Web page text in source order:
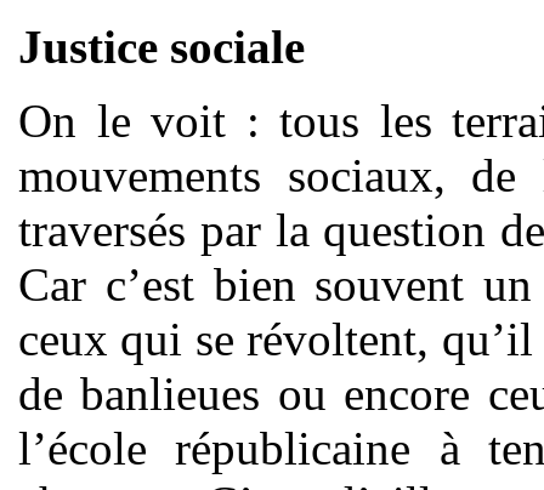
Justice sociale
On le voit : tous les
mouvements sociaux,
traversés par la question
Car c’est bien souvent
ceux qui se révoltent, qu’il
de banlieues ou encore
l’école républicaine à